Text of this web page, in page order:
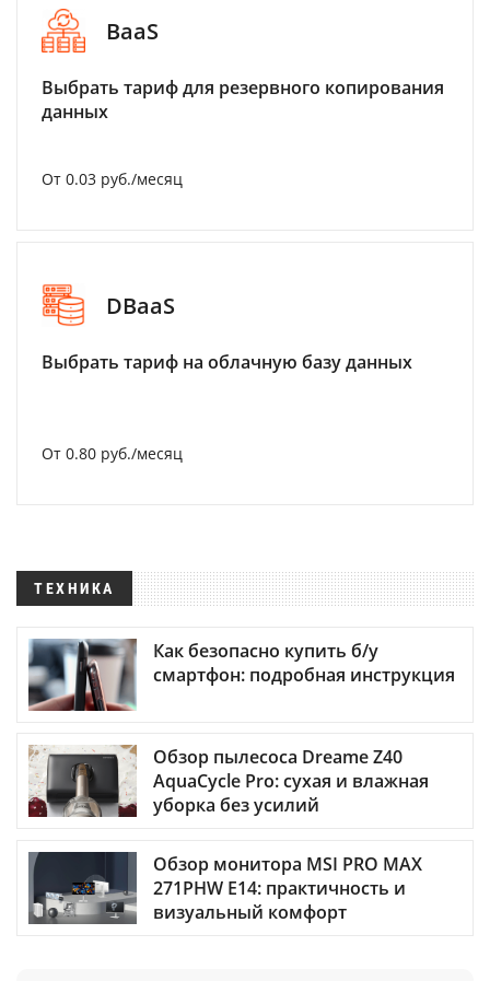
BaaS
Выбрать тариф для резервного копирования
данных
От 0.03 руб./месяц
DBaaS
Выбрать тариф на облачную базу данных
От 0.80 руб./месяц
ТЕХНИКА
Как безопасно купить б/у
смартфон: подробная инструкция
Обзор пылесоса Dreame Z40
AquaCycle Pro: сухая и влажная
уборка без усилий
Обзор монитора MSI PRO MAX
271PHW E14: практичность и
визуальный комфорт